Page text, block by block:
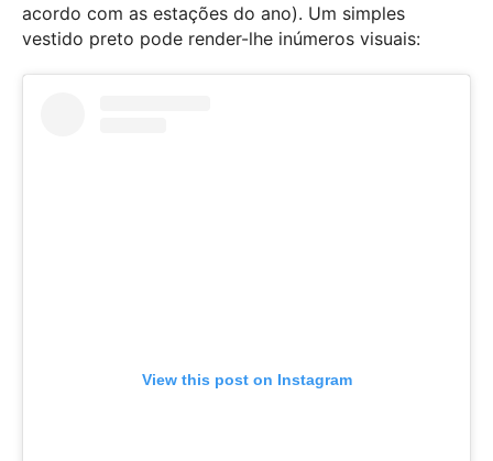
acordo com as estações do ano). Um simples
vestido preto pode render-lhe inúmeros visuais:
View this post on Instagram